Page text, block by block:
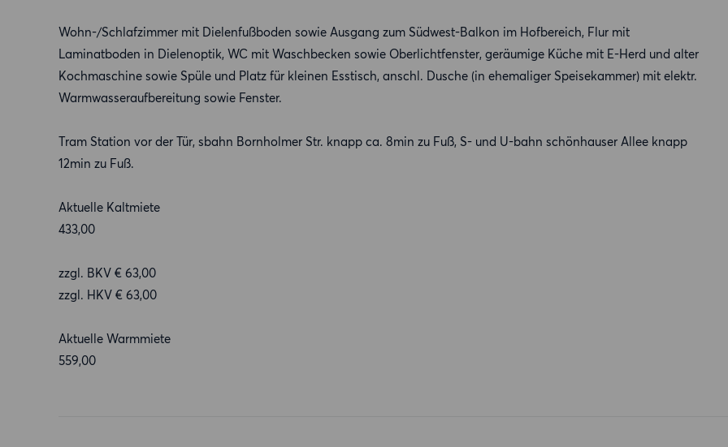
Wohn-/Schlafzimmer mit Dielenfußboden sowie Ausgang zum Südwest-Balkon im Hofbereich, Flur mit
Laminatboden in Dielenoptik, WC mit Waschbecken sowie Oberlichtfenster, geräumige Küche mit E-Herd und alter
Kochmaschine sowie Spüle und Platz für kleinen Esstisch, anschl. Dusche (in ehemaliger Speisekammer) mit elektr.
Warmwasseraufbereitung sowie Fenster.
Tram Station vor der Tür, sbahn Bornholmer Str. knapp ca. 8min zu Fuß, S- und U-bahn schönhauser Allee knapp
12min zu Fuß.
Aktuelle Kaltmiete
433,00
zzgl. BKV € 63,00
zzgl. HKV € 63,00
Aktuelle Warmmiete
559,00